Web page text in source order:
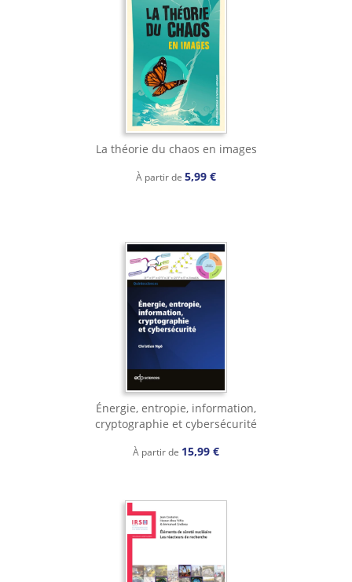
La théorie du chaos en images
À partir de 5,99 €
Énergie, entropie, information,
cryptographie et cybersécurité
À partir de 15,99 €